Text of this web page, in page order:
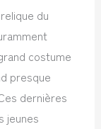
du
costume
presque
dernières
jeunes